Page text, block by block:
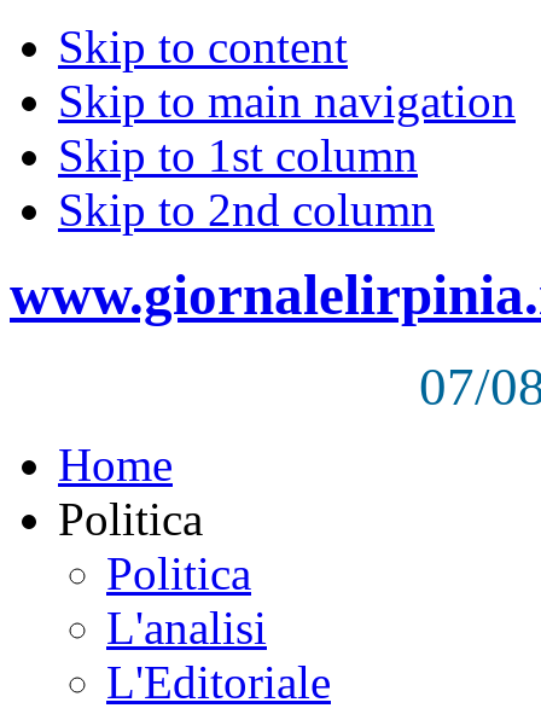
Skip to content
Skip to main navigation
Skip to 1st column
Skip to 2nd column
07/
Home
Politica
Politica
L'analisi
L'Editoriale